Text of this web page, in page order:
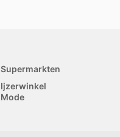
Supermarkten
Ijzerwinkel
Mode